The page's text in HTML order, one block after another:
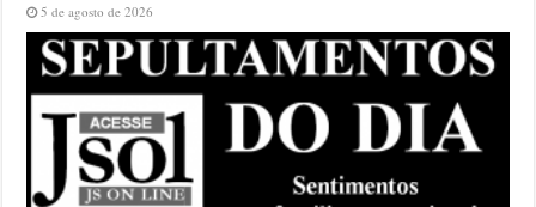
5 de agosto de 2026